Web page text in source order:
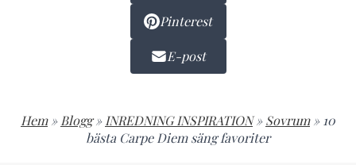
Pinterest
E-post
Hem » Blogg » INREDNING INSPIRATION » Sovrum » 10
bästa Carpe Diem säng favoriter